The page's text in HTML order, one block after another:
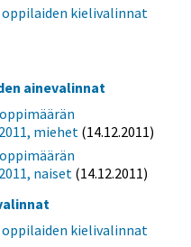
kielivalinnat
ainevalinnat
miehet (14.12.2011)
naiset(14.12.2011)
kielivalinnat